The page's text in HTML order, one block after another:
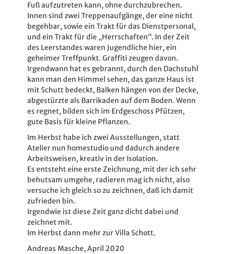
Fuß aufzutreten kann, ohne durchzubrechen.
Innen sind zwei Treppenaufgänge, der eine nicht
begehbar, sowie ein Trakt für das Dienstpersonal,
und ein Trakt für die „Herrschaften“. In der Zeit
des Leerstandes waren Jugendliche hier, ein
geheimer Treffpunkt. Graffiti zeugen davon.
Irgendwann hat es gebrannt, durch den Dachstuhl
kann man den Himmel sehen, das ganze Haus ist
mit Schutt bedeckt, Balken hängen von der Decke,
abgestürzte als Barrikaden auf dem Boden. Wenn
es regnet, bilden sich im Erdgeschoss Pfützen,
gute Basis für kleine Pflanzen.
Im Herbst habe ich zwei Ausstellungen, statt
Atelier nun homestudio und dadurch andere
Arbeitsweisen, kreativ in der Isolation.
Es entsteht eine erste Zeichnung, mit der ich sehr
behutsam umgehe, radieren mag ich nicht, also
versuche ich gleich so zu zeichnen, daß ich damit
zufrieden bin.
Irgendwie ist diese Zeit ganz dicht dabei und
zeichnet mit.
Im Herbst dann mehr zur Villa Schott.
Andreas Masche, April 2020